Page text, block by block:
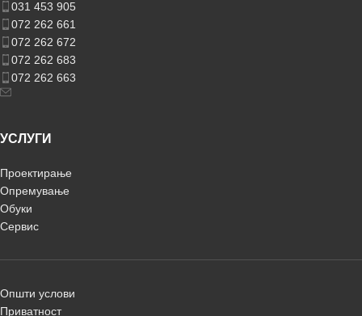
031 453 905
072 262 661
072 262 672
072 262 683
072 262 663
УСЛУГИ
Проектирање
Опремување
Обуки
Сервис
Општи услови
Приватност